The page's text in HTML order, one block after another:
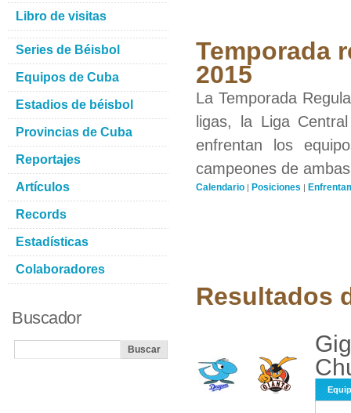
Temporada
2015
La Temporada
ligas, la Liga
enfrentan los
campeones de
Calendario | Posiciones |
Resultados
Libro de visitas
Series de Béisbol
Equipos de Cuba
Estadios de béisbol
Provincias de Cuba
Reportajes
Artículos
Records
Estadísticas
Colaboradores
Buscador